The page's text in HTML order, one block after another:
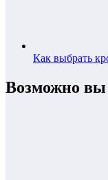
Как выбрать
Возможно вы